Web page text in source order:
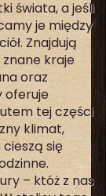
świata, a jeśli
je między
Znajdują
kraje
oraz
oferuje
tej części
klimat,
się
– któż z nas